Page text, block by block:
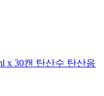
x 30캔 탄산수 탄산음